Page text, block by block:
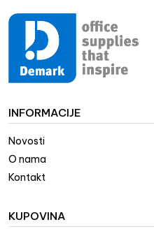
INFORMACIJE
Novosti
O nama
Kontakt
KUPOVINA